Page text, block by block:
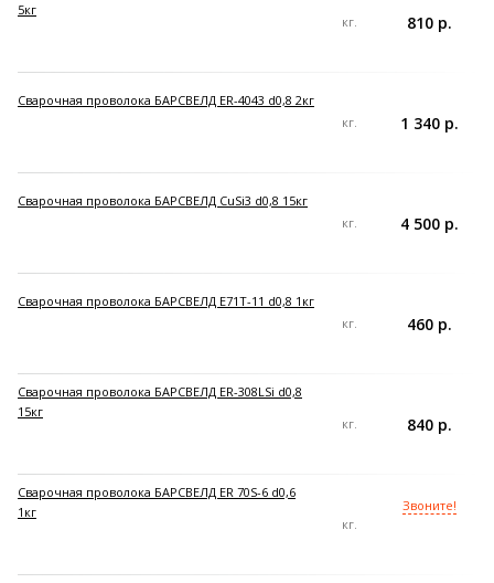
5кг
кг. 810 р.
Сварочная проволока БАРСВЕЛД ER-4043 d0,8 2кг
кг.
1 340 р.
Сварочная проволока БАРСВЕЛД CuSi3 d0,8 15кг
кг.
4 500 р.
Сварочная проволока БАРСВЕЛД E71T-11 d0,8 1кг
кг.
460 р.
Сварочная проволока БАРСВЕЛД ER-308LSi d0,8
15кг
кг. 840 р.
Сварочная проволока БАРСВЕЛД ER 70S-6 d0,6
1кг
кг.
Звоните!